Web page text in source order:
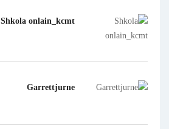
Shkola onlain_kcmt
Garrettjurne